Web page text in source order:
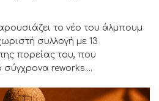
το νέο του άλμπουμ
συλλογή με 13
πορείας του, που
reworks....